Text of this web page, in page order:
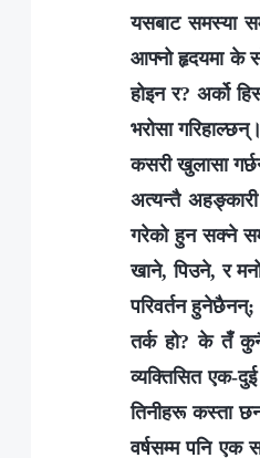
यसबाट समस्या
आफ्नो हृदयमा के
होइन र? अर्को
भरोसा
कसरी खुलासा
अत्यन्तै
गरेको हुन सक्‍ने
खाने, पिउने, र
परिवर्तन हुनेछैनन्;
तर्क हो? के तँ
व्यक्तिसित एक-
तिनीहरू कस्ता
वर्षसम्म पनि एक